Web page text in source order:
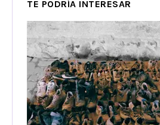
TE PODRÍA INTERESAR